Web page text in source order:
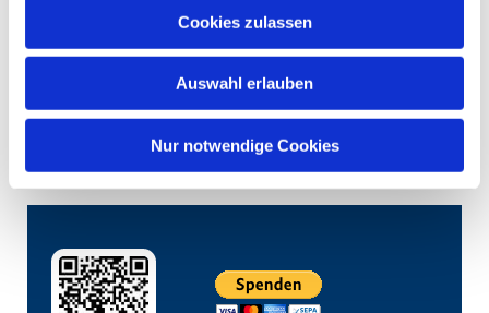
Cookies zulassen
Auswahl erlauben
Nur notwendige Cookies